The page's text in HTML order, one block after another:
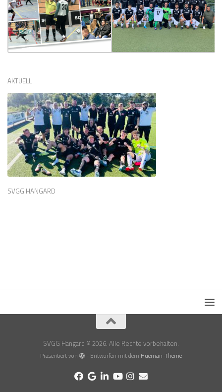
AKTUELL
SVGG HANGARD
SVGG Hangard © 2026. Alle Rechte vorbehalten.
Präsentiert von - Entworfen mit dem Hueman-Theme